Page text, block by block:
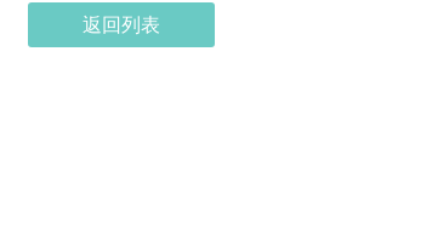
返回列表